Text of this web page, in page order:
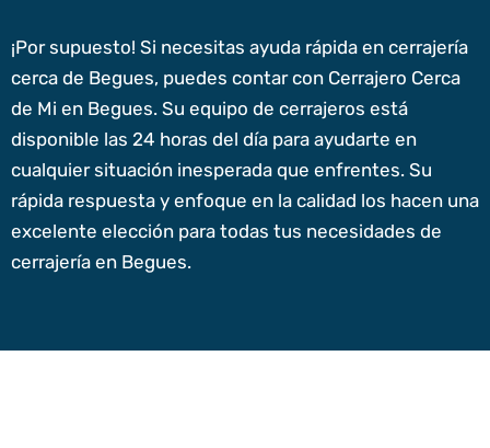
¡Por supuesto! Si necesitas ayuda rápida en cerrajería
cerca de Begues, puedes contar con Cerrajero Cerca
de Mi en Begues. Su equipo de cerrajeros está
disponible las 24 horas del día para ayudarte en
cualquier situación inesperada que enfrentes. Su
rápida respuesta y enfoque en la calidad los hacen una
excelente elección para todas tus necesidades de
cerrajería en Begues.